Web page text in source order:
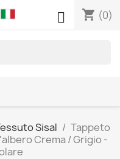
shopping_cart (0)

Sisal
Tappeto
Crema / Grigio -